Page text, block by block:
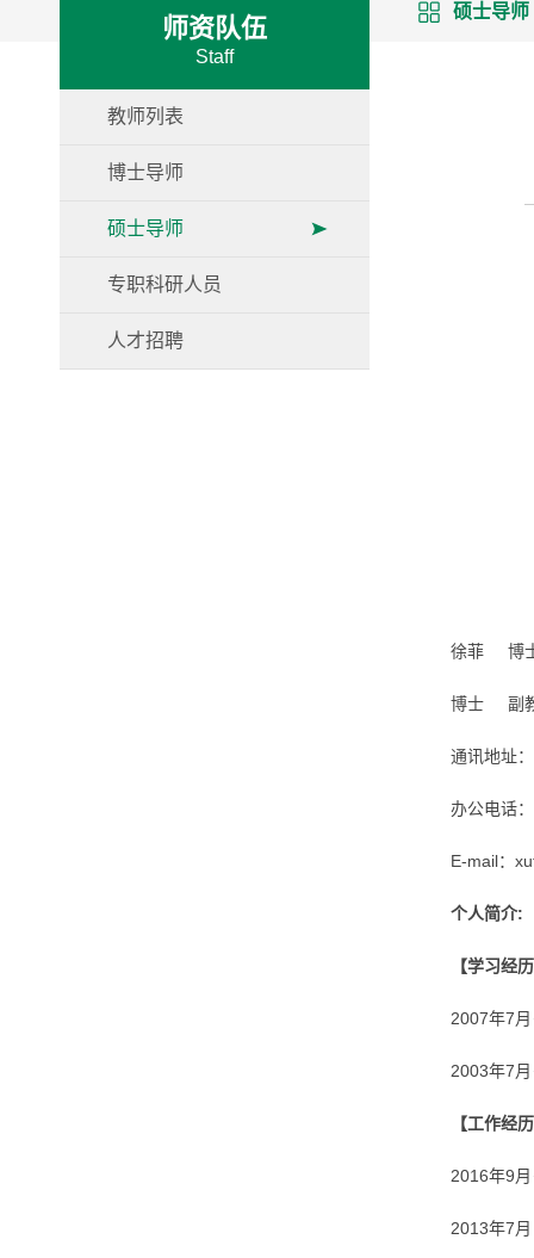
师资队伍
Staff
教师列表
博士导师
硕士导师
专职科研人员
人才招聘
硕士导师
徐菲 博
博士 副
通讯地址
办公电话
E-mail：
个人简介:
【学习经
2007年7
2003年7
【工作经
2016年9
2013年7